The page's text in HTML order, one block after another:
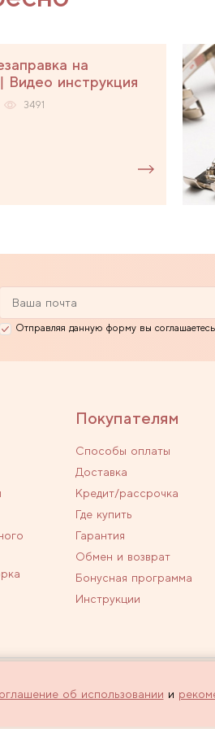
на
Видео инструкция
3491
Отправляя данную форму вы
Покупателям
Способы оплаты
Доставка
Кредит/рассрочка
Где купить
Гарантия
Обмен и возврат
Бонусная программа
Инструкции
офертой.
заказа через интернет-
об использовании и